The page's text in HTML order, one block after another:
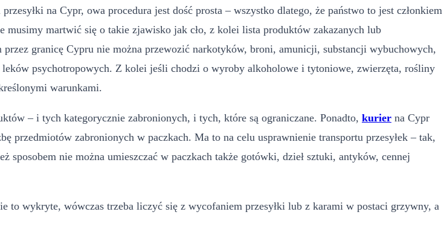
na Cypr, owa procedura jest dość prosta – wszystko dlatego, że państwo to jest członkiem
martwić się o takie zjawisko jak cło, z kolei lista produktów zakazanych lub
granicę Cypru nie można przewozić narkotyków, broni, amunicji, substancji wybuchowych,
psychotropowych. Z kolei jeśli chodzi o wyroby alkoholowe i tytoniowe, zwierzęta, rośliny
warunkami.
– i tych kategorycznie zabronionych, i tych, które są ograniczane. Ponadto, kurier na Cypr
przedmiotów zabronionych w paczkach. Ma to na celu usprawnienie transportu przesyłek – tak,
nie można umieszczać w paczkach także gotówki, dzieł sztuki, antyków, cennej
to wykryte, wówczas trzeba liczyć się z wycofaniem przesyłki lub z karami w postaci grzywny, a